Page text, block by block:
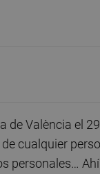
de València el
cualquier
personales…